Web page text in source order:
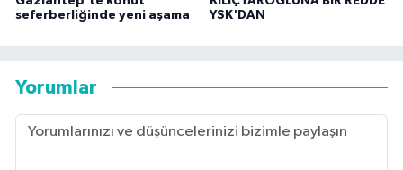
seferberliğinde yeni aşama
YSK'DAN
Yorumlar